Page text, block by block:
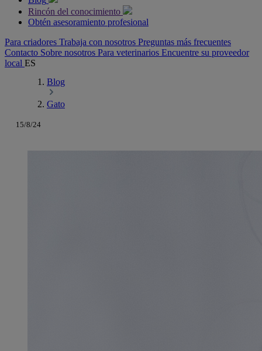
Rincón del conocimiento
Obtén asesoramiento profesional
Para criadores Trabaja con nosotros Preguntas más frecuentes
Contacto Sobre nosotros Para veterinarios Encuentre su proveedor
local ES
Blog
Gato
15/8/24